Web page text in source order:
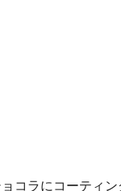
コラにコーティ